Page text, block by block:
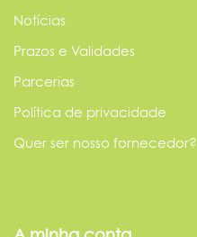
Notícias
Prazos e Validades
Parcerias
Política de privacidade
Quer ser nosso fornecedor?